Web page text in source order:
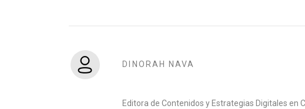
DINORAH NAVA
Editora de Contenidos y Estrategias Digitales en